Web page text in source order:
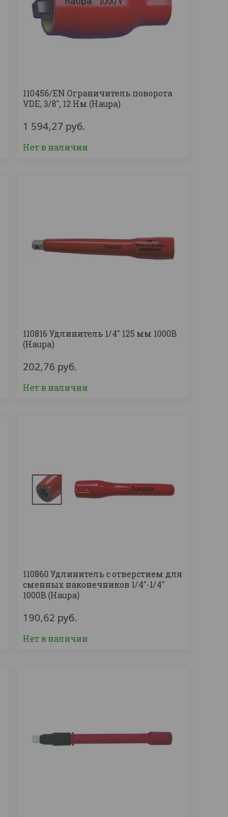
110456/EN Ограничитель поворота
VDE, 3/8'', 12 Нм (Haupa)
1 594,27 руб.
Нет в наличии
110816 Удлинитель 1/4'' 125 мм 1000В
(Haupa)
202,76 руб.
Нет в наличии
110860 Удлинитель с отверстием для
сменных наконечников 1/4''-1/4''
1000В (Haupa)
190,62 руб.
Нет в наличии